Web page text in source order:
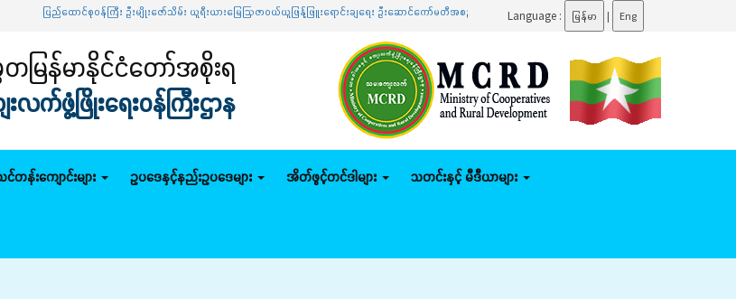
ပြည်ထောင်စုဝန်ကြီး ဦးမျိုးဇော်သိမ်း ယူရီးယားမြေဩဇာဝယ်ယူဖြန့်ဖြူးရောင်းချရေး ဦးဆောင်ကော်မတီအစည်းအဝေးသို့ တက်ရောက်....... ပြည်ထောင်စုဝန်ကြီး ဦးမျိုးဇော်သိမ်း
Language : မြန်မာ | Eng
မြန်မာနိုင်ငံတော်အစိုးရ
လက်ဖွံ့ဖြိုးရေးဝန်ကြီးဌာန
တန်းကျောင်းများ ဥပဒေနှင့်နည်းဥပဒေများ အိတ်ဖွင့်တင်ဒါများ သတင်းနှင့် မီဒီယာများ